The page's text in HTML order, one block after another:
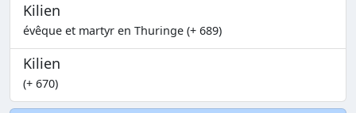
Kilien
évêque et martyr en Thuringe (+ 689)
Kilien
(+ 670)